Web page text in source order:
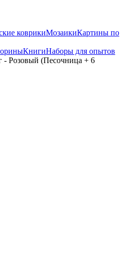
коврикиМозаикиКартины по
КнигиНаборы для опытов
- Розовый (Песочница + 6